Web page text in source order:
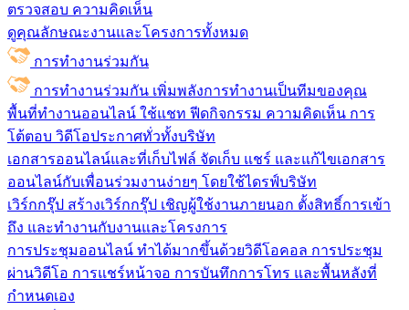
ตรวจสอบ ความคิดเห็น
ดูคุณลักษณะงานและโครงการทั้งหมด
การทำงานร่วมกัน
การทำงานร่วมกัน เพิ่มพลังการทำงานเป็นทีมของคุณ
พื้นที่ทำงานออนไลน์ ใช้แชท ฟีดกิจกรรม ความคิดเห็น การ
โต้ตอบ วิดีโอประกาศทั่วทั้งบริษัท
เอกสารออนไลน์และที่เก็บไฟล์ จัดเก็บ แชร์ และแก้ไขเอกสาร
ออนไลน์กับเพื่อนร่วมงานง่ายๆ โดยใช้ไดรฟ์บริษัท
เวิร์กกรุ๊ป สร้างเวิร์กกรุ๊ป เชิญผู้ใช้งานภายนอก ตั้งสิทธิ์การเข้า
ถึง และทำงานกับงานและโครงการ
การประชุมออนไลน์ ทำได้มากขึ้นด้วยวิดีโอคอล การประชุม
ผ่านวิดีโอ การแชร์หน้าจอ การบันทึกการโทร และพื้นหลังที่
กำหนดเอง